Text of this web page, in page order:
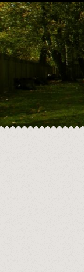
Menüü
Galerii